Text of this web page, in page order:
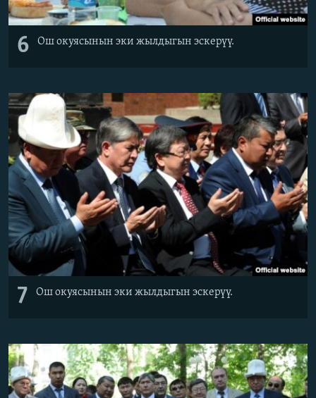
6 Ош окуясынын эки жылдыгын эскерүү.
7 Ош окуясынын эки жылдыгын эскерүү.